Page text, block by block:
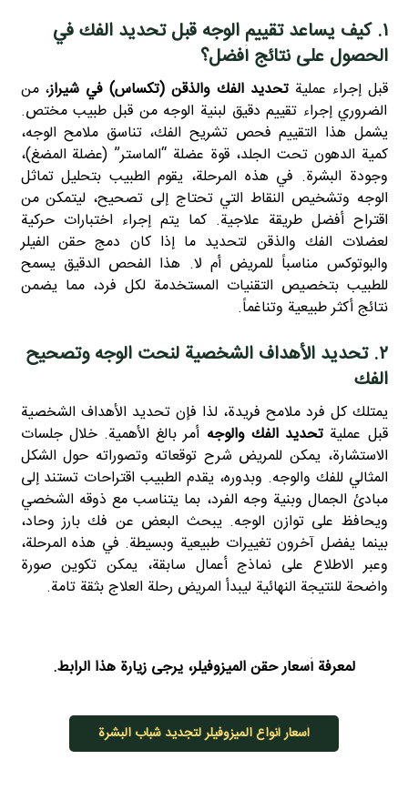
۱. كيف يساعد تقييم الوجه قبل تحديد الفك في
الحصول على نتائج أفضل؟
قبل إجراء عمليةتحديد الفك والذقن (تكساس) في شيراز، من
الضروري إجراء تقييم دقيق لبنية الوجه من قبل طبيب مختص.
يشمل هذا التقييم فحص تشريح الفك، تناسق ملامح الوجه،
كمية الدهون تحت الجلد، قوة عضلة “الماستر” (عضلة المضغ)،
وجودة البشرة. في هذه المرحلة، يقوم الطبيب بتحليل تماثل
الوجه وتشخيص النقاط التي تحتاج إلى تصحيح، ليتمكن من
اقتراح أفضل طريقة علاجية. كما يتم إجراء اختبارات حركية
لعضلات الفك والذقن لتحديد ما إذا كان دمج حقن الفيلر
والبوتوكس مناسباً للمريض أم لا. هذا الفحص الدقيق يسمح
للطبيب بتخصيص التقنيات المستخدمة لكل فرد، مما يضمن
نتائج أكثر طبيعية وتناغماً.
۲. تحديد الأهداف الشخصية لنحت الوجه وتصحيح
الفك
يمتلك كل فرد ملامح فريدة، لذا فإن تحديد الأهداف الشخصية
قبل عملية تحديد الفك والوجه أمر بالغ الأهمية. خلال جلسات
الاستشارة، يمكن للمريض شرح توقعاته وتصوراته حول الشكل
المثالي للفك والوجه. وبدوره، يقدم الطبيب اقتراحات تستند إلى
مبادئ الجمال وبنية وجه الفرد، بما يتناسب مع ذوقه الشخصي
ويحافظ على توازن الوجه. يبحث البعض عن فك بارز وحاد،
بينما يفضل آخرون تغييرات طبيعية وبسيطة. في هذه المرحلة،
وعبر الاطلاع على نماذج أعمال سابقة، يمكن تكوين صورة
واضحة للنتيجة النهائية ليبدأ المريض رحلة العلاج بثقة تامة.
لمعرفة أسعار حقن الميزوفيلر، يرجى زيارة هذا الرابط.
أسعار أنواع الميزوفيلر لتجديد شباب البشرة